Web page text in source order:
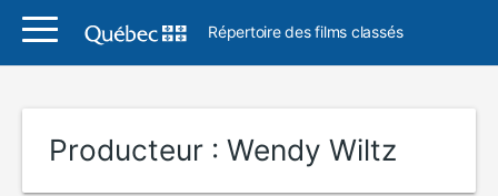
Répertoire des films classés
Producteur : Wendy Wiltz